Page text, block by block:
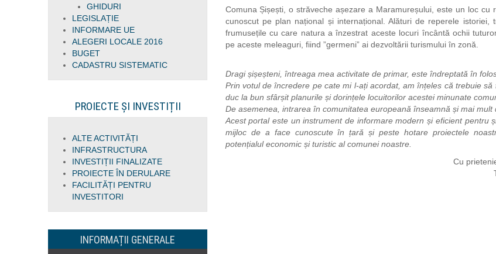
GHIDURI
LEGISLAȚIE
INFORMARE UE
ALEGERI LOCALE 2016
BUGET
CADASTRU SISTEMATIC
PROIECTE ȘI INVESTIȚII
ALTE ACTIVITĂȚI
INFRASTRUCTURA
INVESTIȚII FINALIZATE
PROIECTE ÎN DERULARE
FACILITĂȚI PENTRU
INVESTITORI
INFORMAȚII GENERALE
Comuna Șișești, o străveche așezare a Maramureșului, este un loc cu
cunoscut pe plan național și internațional. Alături de reperele istoriei,
frumusețile cu care natura a înzestrat aceste locuri încântă ochii
pe aceste meleaguri, fiind ”germeni” ai dezvoltării turismului în zonă.
Dragi șișeșteni, întreaga mea activitate de primar, este îndreptată în
Prin votul de încredere pe cate mi l-ați acordat, am înțeles că trebuie să
duc la bun sfârșit planurile și dorințele locuitorilor acestei minunate
De asemenea, intrarea în comunitatea europeană înseamnă și mai mult
Acest portal este un instrument de informare modern și eficient pentru
mijloc de a face cunoscute în țară și peste hotare proiectele
potențialul economic și turistic al comunei noastre.
Cu